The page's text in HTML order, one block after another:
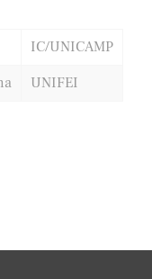
IC/UNICAMP
UNIFEI